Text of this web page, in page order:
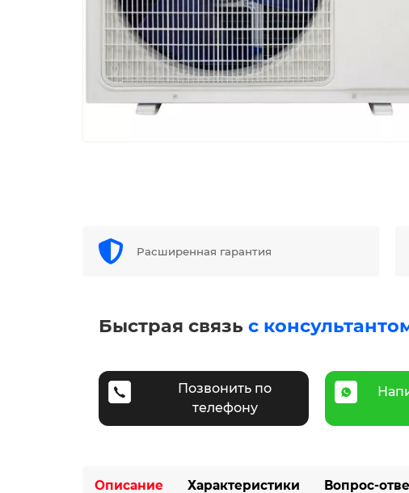
Расширенная гарантия
Быстрая связь с
Позвонить по
телефону
Описание Характеристики Вопрос-